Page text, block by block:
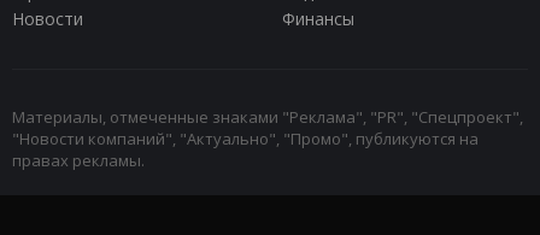
Новости
Финансы
Материалы, отмеченные знаками "Реклама", "PR", "Спецпроект",
"Новости компаний", "Актуально", "Промо", публикуются на
правах рекламы.